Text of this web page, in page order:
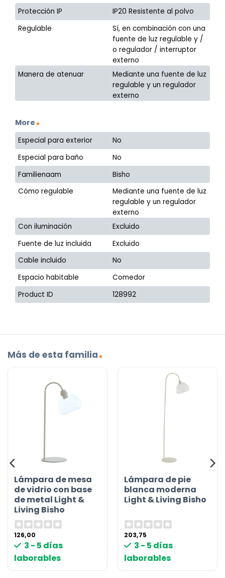
Protección IP
IP20 Resistente al polvo
Regulable
Sí, en combinación con una
fuente de luz regulable y /
o regulador / interruptor
externo
Manera de atenuar
Mediante una fuente de luz
regulable y un regulador
externo
More
Especial para exterior
No
Especial para baño
No
Familienaam
Bisho
Cómo regulable
Mediante una fuente de luz
regulable y un regulador
externo
Con iluminación
Excluido
Fuente de luz incluida
Excluido
Cable incluido
No
Espacio habitable
Comedor
Product ID
128992
Más de esta familia
Lámpara de mesa
de vidrio con base
de metal Light &
Living Bisho
126,00
3 - 5 días
laborables
Lámpara de pie
blanca moderna
Light & Living Bisho
203,75
3 - 5 días
laborables